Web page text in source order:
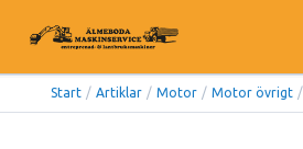
Start / Artiklar / Motor / Motor övrigt /